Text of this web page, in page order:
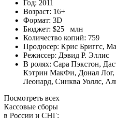
Год: 2011
Возраст: 16+
Формат: 3D
Бюджет: $25 млн
Количество копий: 759
Продюсер: Крис Бриггс,
Режиссер: Дэвид Р. Эллис
В ролях: Сара Пэкстон,
Кэтрин МакФи, Донал Лог,
Леонард, Синква Уоллс,
Посмотреть всех
Кассовые сборы
в России и СНГ: